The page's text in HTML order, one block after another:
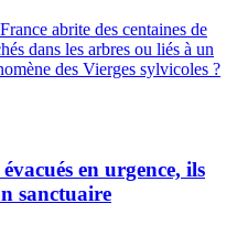
abrite des centaines de
dans les arbres ou liés à un
des Vierges sylvicoles ?
en urgence, ils
sanctuaire